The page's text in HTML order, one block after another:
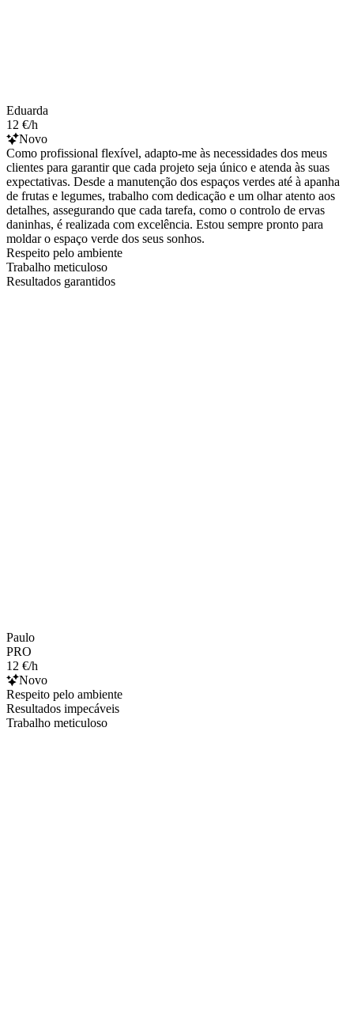
Eduarda
12 €/h
Novo
Como profissional flexível, adapto-me às necessidades dos meus
clientes para garantir que cada projeto seja único e atenda às suas
expectativas. Desde a manutenção dos espaços verdes até à apanha
de frutas e legumes, trabalho com dedicação e um olhar atento aos
detalhes, assegurando que cada tarefa, como o controlo de ervas
daninhas, é realizada com excelência. Estou sempre pronto para
moldar o espaço verde dos seus sonhos.
Respeito pelo ambiente
Trabalho meticuloso
Resultados garantidos
Paulo
PRO
12 €/h
Novo
Respeito pelo ambiente
Resultados impecáveis
Trabalho meticuloso